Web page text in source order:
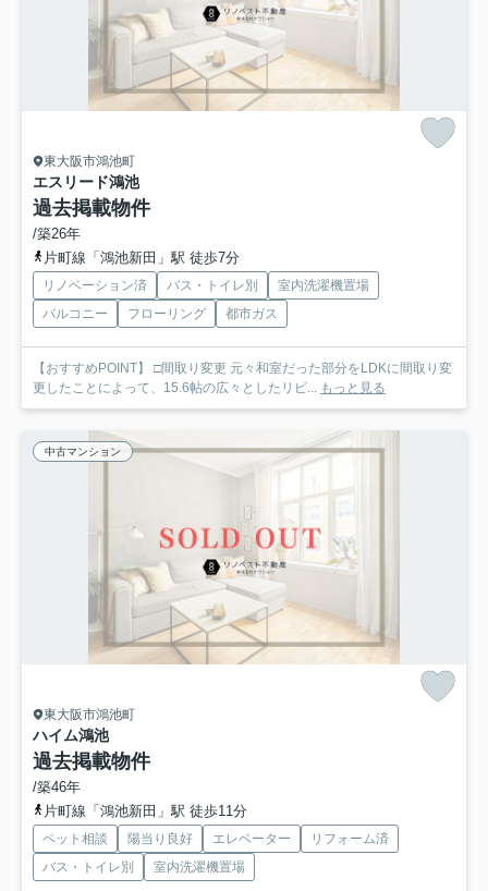
東大阪市鴻池町
エスリード鴻池
過去掲載物件
/築26年
片町線「鴻池新田」駅 徒歩7分
リノベーション済 バス・トイレ別
室内洗濯機置場
バルコニー
フローリング 都市ガス
【おすすめPOINT】 □間取り変更 元々和室だった部分をLDKに間取り変
更したことによって、15.6帖の広々としたリビ... もっと見る
中古マンション
東大阪市鴻池町
ハイム鴻池
過去掲載物件
/築46年
片町線「鴻池新田」駅 徒歩11分
ペット相談 陽当り良好 エレベーター
リフォーム済
バス・トイレ別
室内洗濯機置場